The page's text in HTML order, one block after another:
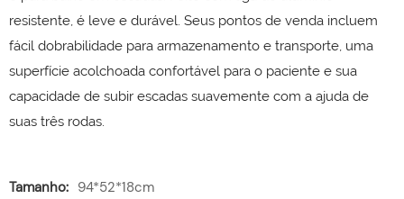
resistente, é leve e durável. Seus pontos de venda incluem
fácil dobrabilidade para armazenamento e transporte, uma
superfície acolchoada confortável para o paciente e sua
capacidade de subir escadas suavemente com a ajuda de
suas três rodas.
Tamanho: 94*52*18cm